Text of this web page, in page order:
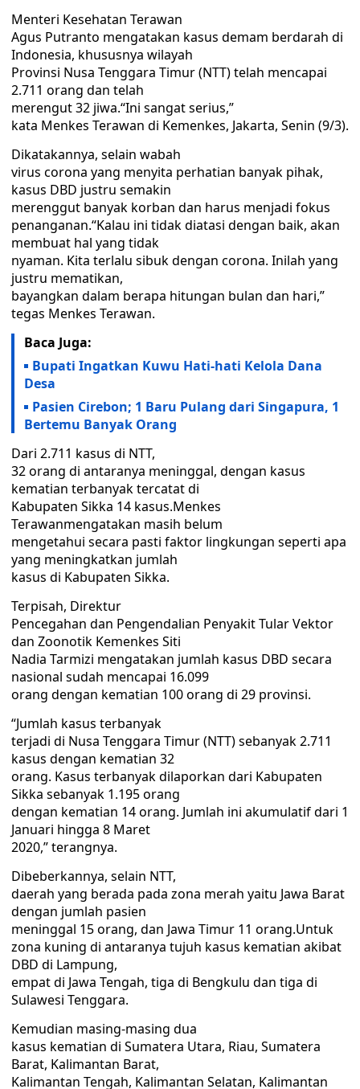
Menteri Kesehatan Terawan
Agus Putranto mengatakan kasus demam berdarah di
Indonesia, khususnya wilayah
Provinsi Nusa Tenggara Timur (NTT) telah mencapai
2.711 orang dan telah
merengut 32 jiwa.“Ini sangat serius,”
kata Menkes Terawan di Kemenkes, Jakarta, Senin (9/3).
Dikatakannya, selain wabah
virus corona yang menyita perhatian banyak pihak,
kasus DBD justru semakin
merenggut banyak korban dan harus menjadi fokus
penanganan.“Kalau ini tidak diatasi dengan baik, akan
membuat hal yang tidak
nyaman. Kita terlalu sibuk dengan corona. Inilah yang
justru mematikan,
bayangkan dalam berapa hitungan bulan dan hari,”
tegas Menkes Terawan.
Baca Juga:
Bupati Ingatkan Kuwu Hati-hati Kelola Dana
Desa
Pasien Cirebon; 1 Baru Pulang dari Singapura, 1
Bertemu Banyak Orang
Dari 2.711 kasus di NTT,
32 orang di antaranya meninggal, dengan kasus
kematian terbanyak tercatat di
Kabupaten Sikka 14 kasus.Menkes
Terawanmengatakan masih belum
mengetahui secara pasti faktor lingkungan seperti apa
yang meningkatkan jumlah
kasus di Kabupaten Sikka.
Terpisah, Direktur
Pencegahan dan Pengendalian Penyakit Tular Vektor
dan Zoonotik Kemenkes Siti
Nadia Tarmizi mengatakan jumlah kasus DBD secara
nasional sudah mencapai 16.099
orang dengan kematian 100 orang di 29 provinsi.
“Jumlah kasus terbanyak
terjadi di Nusa Tenggara Timur (NTT) sebanyak 2.711
kasus dengan kematian 32
orang. Kasus terbanyak dilaporkan dari Kabupaten
Sikka sebanyak 1.195 orang
dengan kematian 14 orang. Jumlah ini akumulatif dari 1
Januari hingga 8 Maret
2020,” terangnya.
Dibeberkannya, selain NTT,
daerah yang berada pada zona merah yaitu Jawa Barat
dengan jumlah pasien
meninggal 15 orang, dan Jawa Timur 11 orang.Untuk
zona kuning di antaranya tujuh kasus kematian akibat
DBD di Lampung,
empat di Jawa Tengah, tiga di Bengkulu dan tiga di
Sulawesi Tenggara.
Kemudian masing-masing dua
kasus kematian di Sumatera Utara, Riau, Sumatera
Barat, Kalimantan Barat,
Kalimantan Tengah, Kalimantan Selatan, Kalimantan